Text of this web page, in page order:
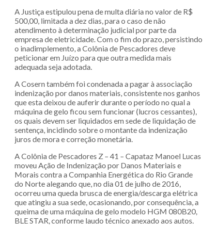
A Justiça estipulou pena de multa diária no valor de R$
500,00, limitada a dez dias, para o caso de não
atendimento à determinação judicial por parte da
empresa de eletricidade. Com o fim do prazo, persistindo
o inadimplemento, a Colônia de Pescadores deve
peticionar em Juízo para que outra medida mais
adequada seja adotada.
A Cosern também foi condenada a pagar à associação
indenização por danos materiais, consistente nos ganhos
que esta deixou de auferir durante o período no qual a
máquina de gelo ficou sem funcionar (lucros cessantes),
os quais devem ser liquidados em sede de liquidação de
sentença, incidindo sobre o montante da indenização
juros de mora e correção monetária.
A Colônia de Pescadores Z – 41 – Capataz Manoel Lucas
moveu Ação de Indenização por Danos Materiais e
Morais contra a Companhia Energética do Rio Grande
do Norte alegando que, no dia 01 de julho de 2016,
ocorreu uma queda brusca de energia/descarga elétrica
que atingiu a sua sede, ocasionando, por consequência, a
queima de uma máquina de gelo modelo HGM 080B20,
BLE STAR, conforme laudo técnico anexado aos autos.